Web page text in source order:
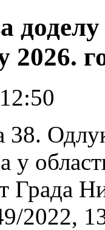
2026.
38.
у
Града
2022,